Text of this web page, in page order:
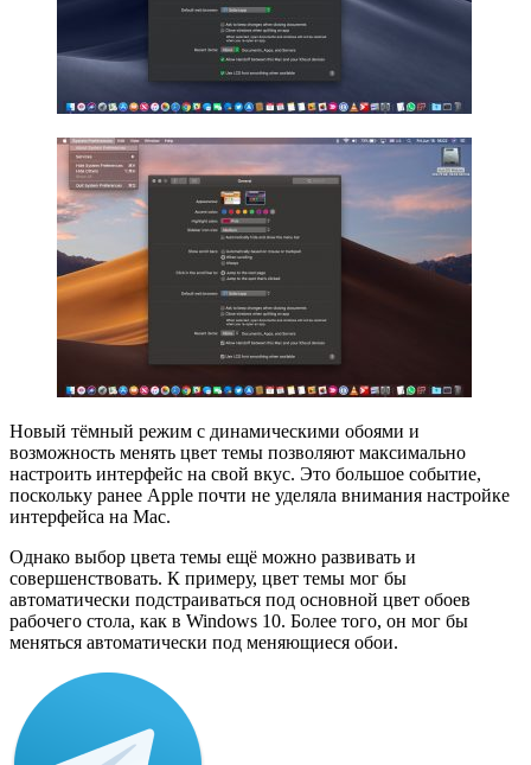
Новый тёмный режим с динамическими обоями и
возможность менять цвет темы позволяют максимально
настроить интерфейс на свой вкус. Это большое событие,
поскольку ранее Apple почти не уделяла внимания настройке
интерфейса на Mac.
Однако выбор цвета темы ещё можно развивать и
совершенствовать. К примеру, цвет темы мог бы
автоматически подстраиваться под основной цвет обоев
рабочего стола, как в Windows 10. Более того, он мог бы
меняться автоматически под меняющиеся обои.